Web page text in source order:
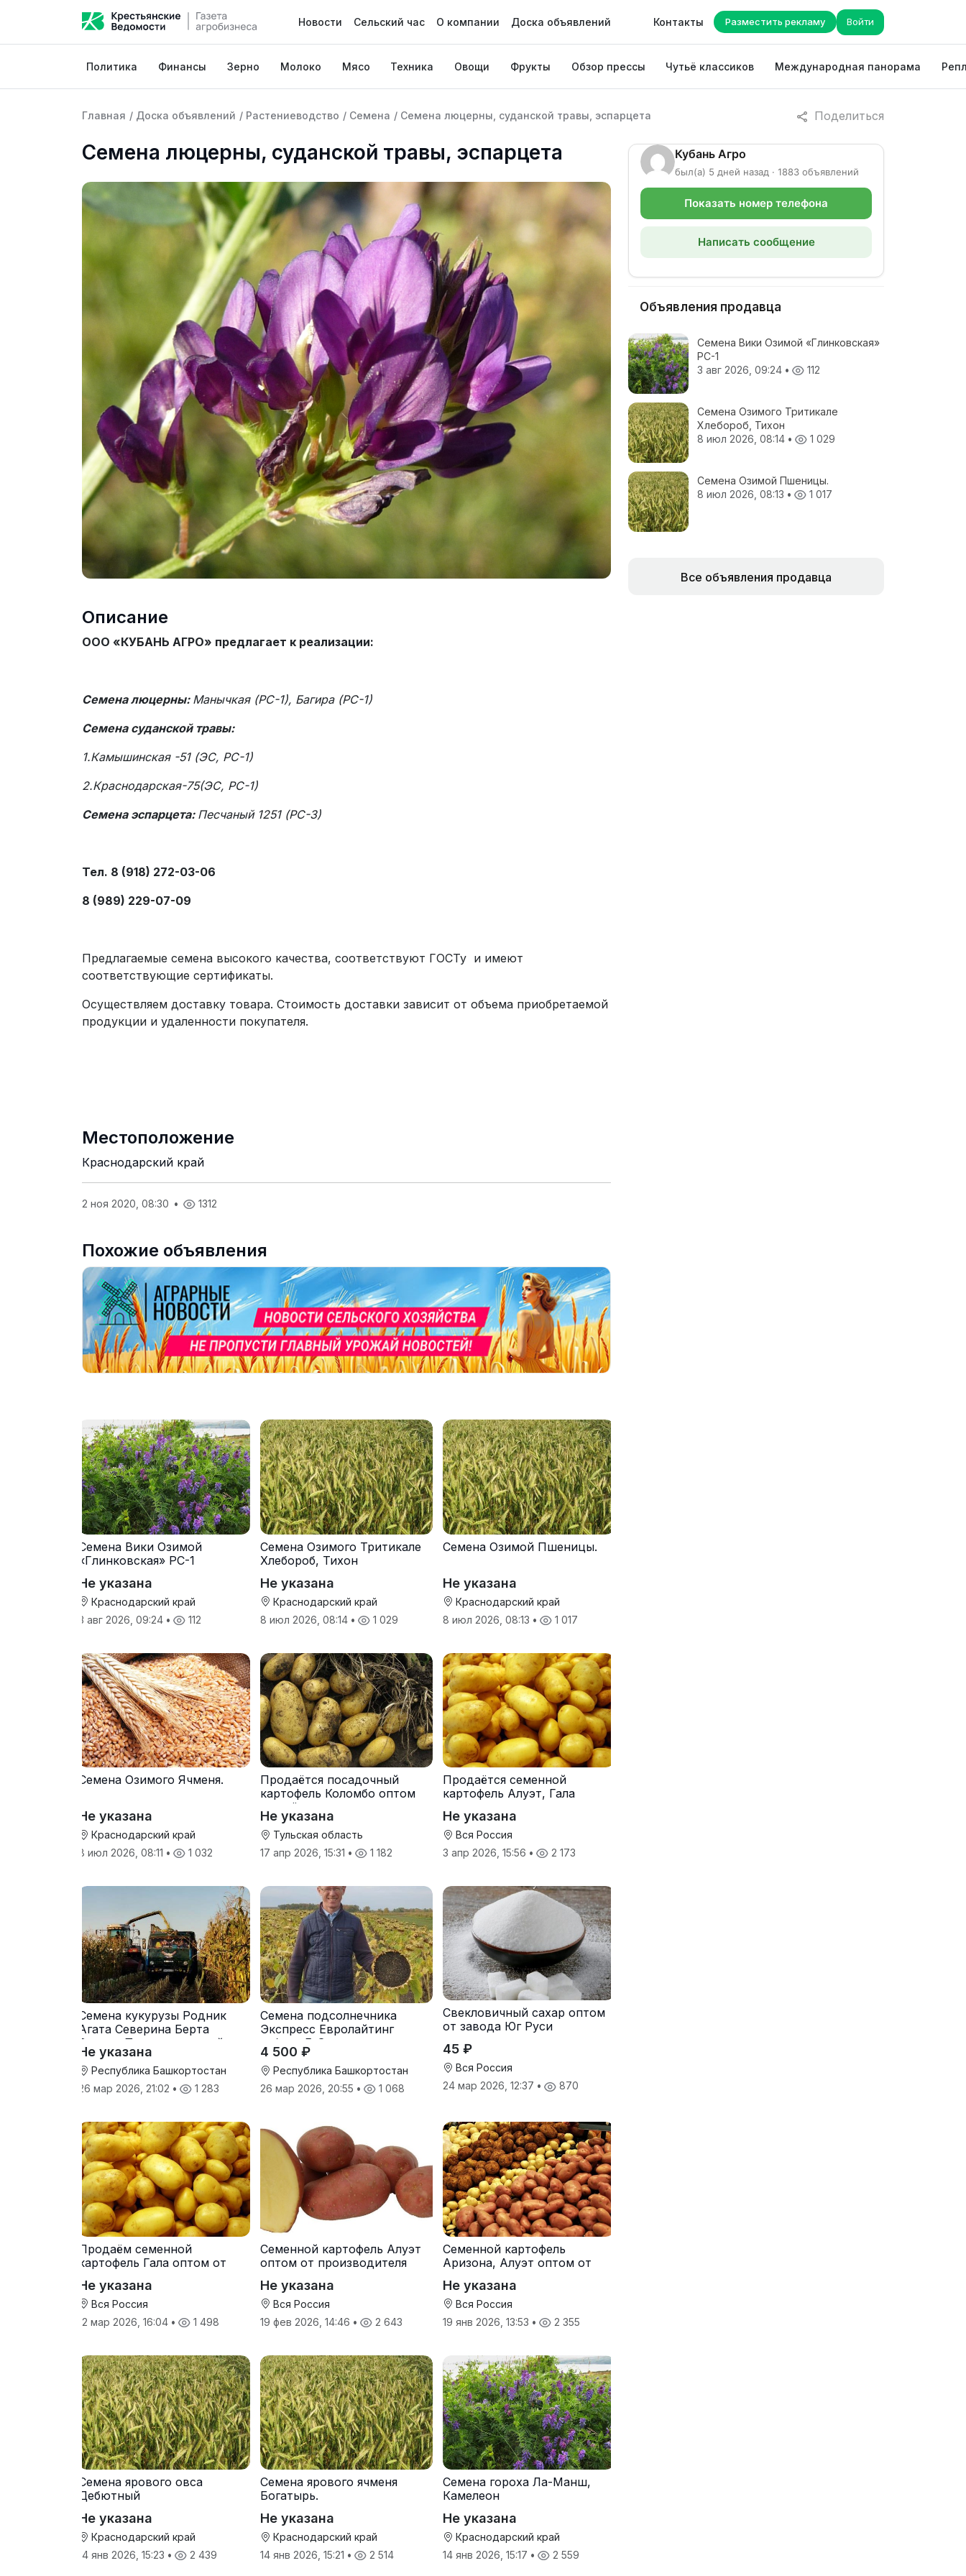
Новости Сельский час О компании Доска объявлений Контакты Разместить рекламу Войти
Политика Финансы Зерно Молоко Мясо Техника Овощи Фрукты Обзор прессы Чутьё классиков Международная панорама
Поделиться
Главная / Доска объявлений / Растениеводство / Семена / Семена люцерны, суданской травы, эспарцета
Семена люцерны, суданской травы, эспарцета
Описание
ООО «КУБАНЬ АГРО» предлагает к реализации:
Семена люцерны: Манычкая (РС-1), Багира (РС-1)
Семена суданской травы:
1.Камышинская -51 (ЭС, РС-1)
2.Краснодарская-75(ЭС, РС-1)
Семена эспарцета: Песчаный 1251 (РС-3)
Тел. 8 (918) 272-03-06
8 (989) 229-07-09
Предлагаемые семена высокого качества, соответствуют ГОСТу и имеют
соответствующие сертификаты.
Осуществляем доставку товара. Стоимость доставки зависит от объема приобретаемой
продукции и удаленности покупателя.
Местоположение
Краснодарский край
2 ноя 2020, 08:30 • 1312
Похожие объявления
Семена Вики Озимой
«Глинковская» РС-1
Не указана
Краснодарский край
3 авг 2026, 09:24 • 112
Семена Озимого Тритикале
Хлебороб, Тихон
Не указана
Краснодарский край
8 июл 2026, 08:14 • 1 029
Семена Озимой Пшеницы.
Не указана
Краснодарский край
8 июл 2026, 08:13 • 1 017
Семена Озимого Ячменя.
Не указана
Краснодарский край
8 июл 2026, 08:11 • 1 032
Продаётся посадочный
картофель Коломбо оптом
от трёх тонн
Не указана
Тульская область
17 апр 2026, 15:31 • 1 182
Продаётся семенной
картофель Алуэт, Гала
Не указана
Вся Россия
3 апр 2026, 15:56 • 2 173
Семена кукурузы Родник
Агата Северина Берта
Вилора Прохладненский
Дарина Росс Машук
Катерина
Не указана
Республика Башкортостан
26 мар 2026, 21:02 • 1 283
Семена подсолнечника
Экспресс Евролайтинг
гибрид F-G+
4 500 ₽
Республика Башкортостан
26 мар 2026, 20:55 • 1 068
Свекловичный сахар оптом
от завода Юг Руси
45 ₽
Вся Россия
24 мар 2026, 12:37 • 870
Продаём семенной
картофель Гала оптом от
Не указана
Вся Россия
12 мар 2026, 16:04 • 1 498
Семенной картофель Алуэт
оптом от производителя
Не указана
Вся Россия
19 фев 2026, 14:46 • 2 643
Семенной картофель
Аризона, Алуэт оптом от
Не указана
Вся Россия
19 янв 2026, 13:53 • 2 355
Семена ярового овса
Дебютный
Не указана
Краснодарский край
14 янв 2026, 15:23 • 2 439
Семена ярового ячменя
Богатырь.
Не указана
Краснодарский край
14 янв 2026, 15:21 • 2 514
Семена гороха Ла-Манш,
Камелеон
Не указана
Краснодарский край
14 янв 2026, 15:17 • 2 559
Кубань Агро
был(а) 5 дней назад · 1883 объявлений
Показать номер телефона
Написать сообщение
Объявления продавца
Семена Вики Озимой «Глинковская»
РС-1
3 авг 2026, 09:24 • 112
Семена Озимого Тритикале
Хлебороб, Тихон
8 июл 2026, 08:14 • 1 029
Семена Озимой Пшеницы.
8 июл 2026, 08:13 • 1 017
Все объявления продавца